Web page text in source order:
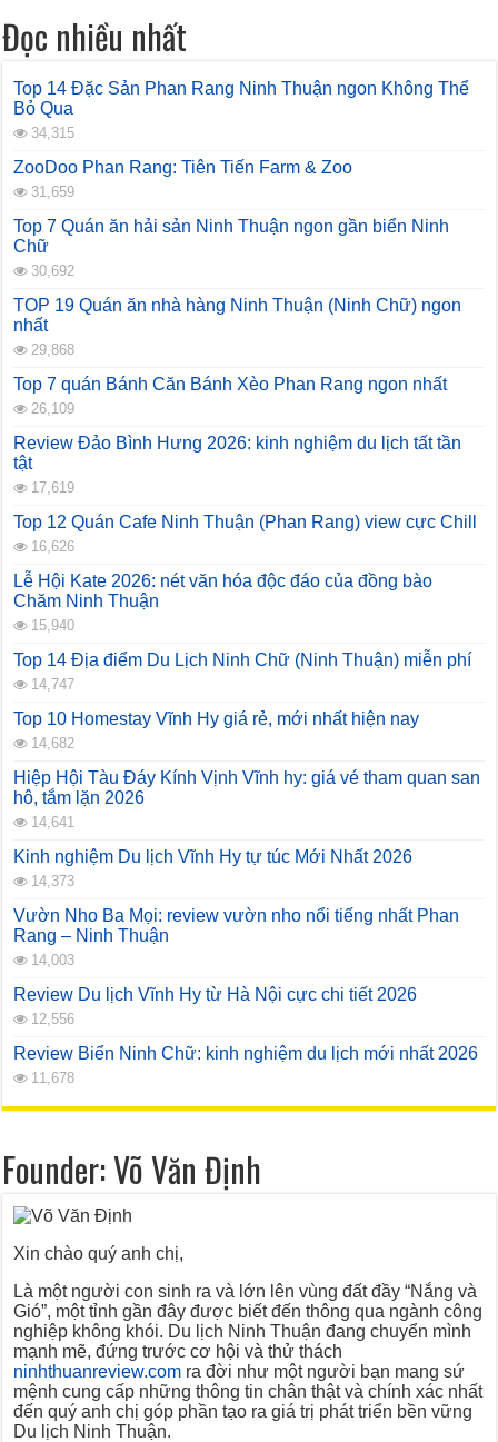
Đọc nhiều nhất
Top 14 Đặc Sản Phan Rang Ninh Thuận ngon Không Thể
Bỏ Qua
34,315
ZooDoo Phan Rang: Tiên Tiến Farm & Zoo
31,659
Top 7 Quán ăn hải sản Ninh Thuận ngon gần biển Ninh
Chữ
30,692
TOP 19 Quán ăn nhà hàng Ninh Thuận (Ninh Chữ) ngon
nhất
29,868
Top 7 quán Bánh Căn Bánh Xèo Phan Rang ngon nhất
26,109
Review Đảo Bình Hưng 2026: kinh nghiệm du lịch tất tần
tật
17,619
Top 12 Quán Cafe Ninh Thuận (Phan Rang) view cực Chill
16,626
Lễ Hội Kate 2026: nét văn hóa độc đáo của đồng bào
Chăm Ninh Thuận
15,940
Top 14 Địa điểm Du Lịch Ninh Chữ (Ninh Thuận) miễn phí
14,747
Top 10 Homestay Vĩnh Hy giá rẻ, mới nhất hiện nay
14,682
Hiệp Hội Tàu Đáy Kính Vịnh Vĩnh hy: giá vé tham quan san
hô, tắm lặn 2026
14,641
Kinh nghiệm Du lịch Vĩnh Hy tự túc Mới Nhất 2026
14,373
Vườn Nho Ba Mọi: review vườn nho nổi tiếng nhất Phan
Rang – Ninh Thuận
14,003
Review Du lịch Vĩnh Hy từ Hà Nội cực chi tiết 2026
12,556
Review Biển Ninh Chữ: kinh nghiệm du lịch mới nhất 2026
11,678
Founder: Võ Văn Định
Xin chào quý anh chị,
Là một người con sinh ra và lớn lên vùng đất đầy “Nắng và
Gió”, một tỉnh gần đây được biết đến thông qua ngành công
nghiệp không khói. Du lịch Ninh Thuận đang chuyển mình
mạnh mẽ, đứng trước cơ hội và thử thách
ninhthuanreview.com ra đời như một người bạn mang sứ
mệnh cung cấp những thông tin chân thật và chính xác nhất
đến quý anh chị góp phần tạo ra giá trị phát triển bền vững
Du lịch Ninh Thuận.